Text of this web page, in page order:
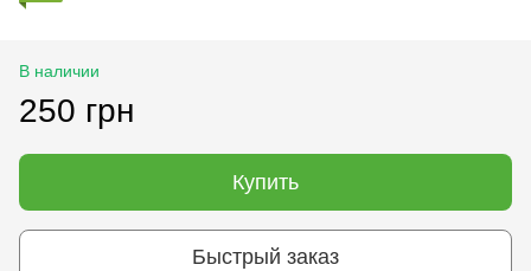
В наличии
250 грн
Купить
Быстрый заказ